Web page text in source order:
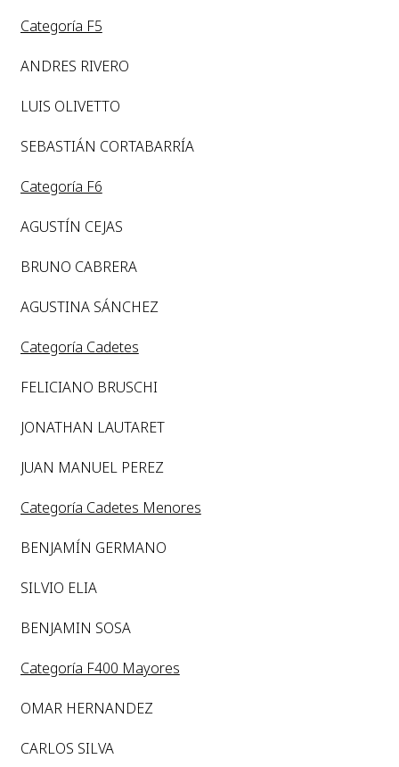
Categoría F5
ANDRES RIVERO
LUIS OLIVETTO
SEBASTIÁN CORTABARRÍA
Categoría F6
AGUSTÍN CEJAS
BRUNO CABRERA
AGUSTINA SÁNCHEZ
Categoría Cadetes
FELICIANO BRUSCHI
JONATHAN LAUTARET
JUAN MANUEL PEREZ
Categoría Cadetes Menores
BENJAMÍN GERMANO
SILVIO ELIA
BENJAMIN SOSA
Categoría F400 Mayores
OMAR HERNANDEZ
CARLOS SILVA